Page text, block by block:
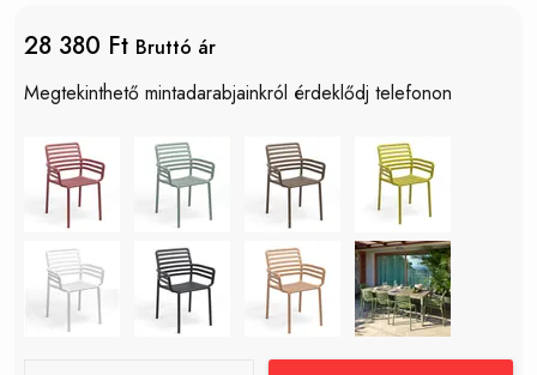
28 380 Ft Bruttó ár
Megtekinthető mintadarabjainkról érdeklődj telefonon